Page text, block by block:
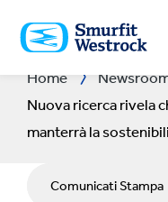
AL
CONTENUTO
PRINCIPALE
Home
Nuova ricerca rivela
manterrà la
Comunicati Stampa